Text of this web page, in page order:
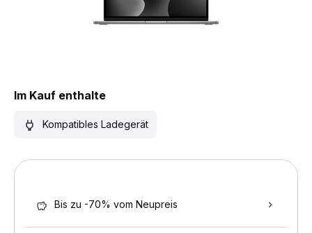
Im Kauf enthalte
Kompatibles Ladegerät
Bis zu -70% vom Neupreis